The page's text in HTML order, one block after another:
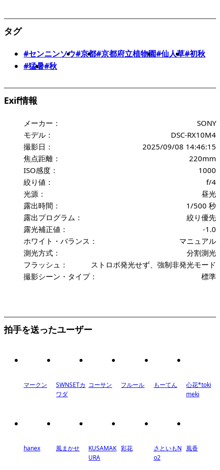
タグ
#センニンソウ#京都#京都府立植物園#仙人草#初秋
#猛暑#秋
Exif情報
メーカー：
SONY
モデル：
DSC-RX10M4
撮影日：
2025/09/08 14:46:15
焦点距離：
220mm
ISO感度：
1000
絞り値：
f/4
光源：
昼光
露出時間：
1/500 秒
露出プログラム：
絞り優先
露光補正値：
-1.0
ホワイト・バランス：
マニュアル
測光方式：
分割測光
フラッシュ：
ストロボ発光せず、強制非発光モード
撮影シーン・タイプ：
標準
拍手を送ったユーザー
マークン
SWNSETカ
ワダ
コーサン フルール もーてん
心花*toki
meki
hanex 風まかせ
KUSAMAK
URA
彩花
さといもN
o2
風香